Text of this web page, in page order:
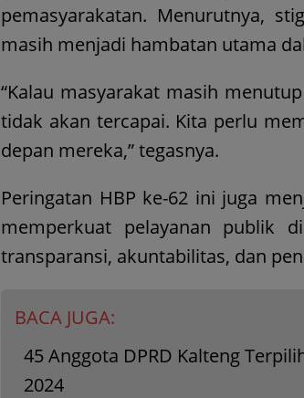
pemasyarakatan. Menurutnya,
masih menjadi hambatan utama
“Kalau masyarakat masih
tidak akan tercapai. Kita perlu
depan mereka,” tegasnya.
Peringatan HBP ke-62 ini juga
memperkuat pelayanan publik
transparansi, akuntabilitas, dan
BACA JUGA:
45 Anggota DPRD Kalteng
2024